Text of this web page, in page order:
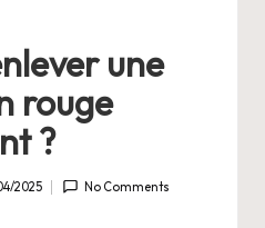
une
rouge
?
2025 No Comments